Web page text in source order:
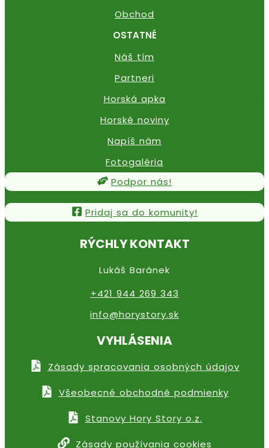
Obchod
OSTATNÉ
Náš tím
Partneri
Horská apka
Horské noviny
Napíš nám
Fotogaléria
Podpor nás!
Pridaj sa do komunity!
RÝCHLY KONTAKT
Lukáš Baránek
+421 944 269 343
info@horystory.sk
VYHLÁSENIA
Zásady spracovania osobných údajov
Všeobecné obchodné podmienky
Stanovy Hory Story o.z.
Zásady používania cookies